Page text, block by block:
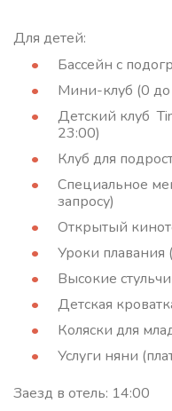
Для детей:
Бассейн с
Мини-клуб (0 до
Детский клуб
23:00)
Клуб для
Специальное
запросу)
Открытый
Уроки плавания
Высокие
Детская
Коляски для
Услуги няни
Заезд в отель: 14:00